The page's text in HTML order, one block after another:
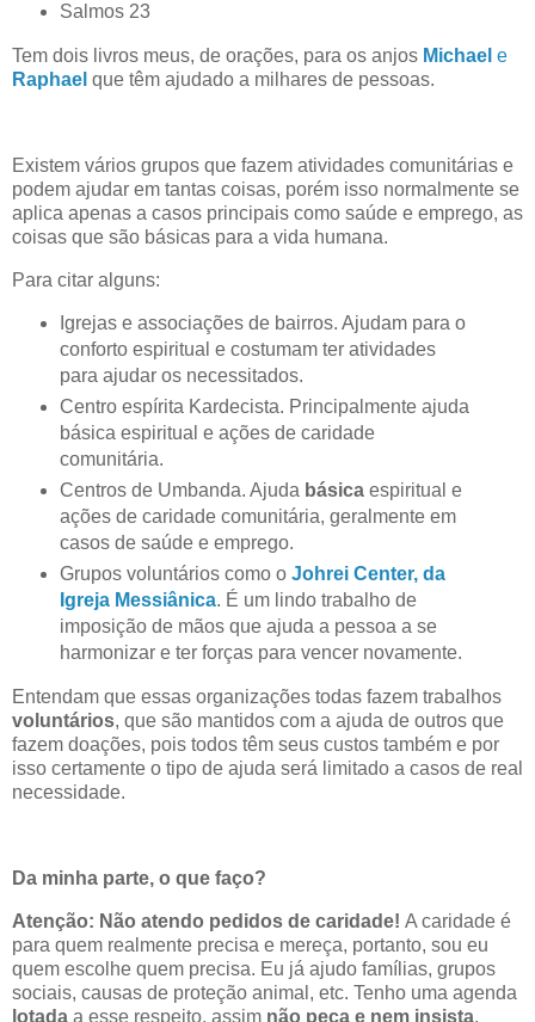
Salmos 23
Tem dois livros meus, de orações, para os anjos Michael e
Raphael que têm ajudado a milhares de pessoas.
Existem vários grupos que fazem atividades comunitárias e
podem ajudar em tantas coisas, porém isso normalmente se
aplica apenas a casos principais como saúde e emprego, as
coisas que são básicas para a vida humana.
Para citar alguns:
Igrejas e associações de bairros. Ajudam para o
conforto espiritual e costumam ter atividades
para ajudar os necessitados.
Centro espírita Kardecista. Principalmente ajuda
básica espiritual e ações de caridade
comunitária.
Centros de Umbanda. Ajuda básica espiritual e
ações de caridade comunitária, geralmente em
casos de saúde e emprego.
Grupos voluntários como o Johrei Center, da
Igreja Messiânica. É um lindo trabalho de
imposição de mãos que ajuda a pessoa a se
harmonizar e ter forças para vencer novamente.
Entendam que essas organizações todas fazem trabalhos
voluntários, que são mantidos com a ajuda de outros que
fazem doações, pois todos têm seus custos também e por
isso certamente o tipo de ajuda será limitado a casos de real
necessidade.
Da minha parte, o que faço?
Atenção: Não atendo pedidos de caridade! A caridade é
para quem realmente precisa e mereça, portanto, sou eu
quem escolhe quem precisa. Eu já ajudo famílias, grupos
sociais, causas de proteção animal, etc. Tenho uma agenda
lotada a esse respeito, assim não peça e nem insista.